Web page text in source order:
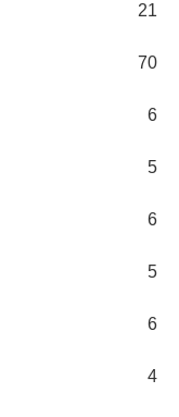
21
70
6
5
6
5
6
4